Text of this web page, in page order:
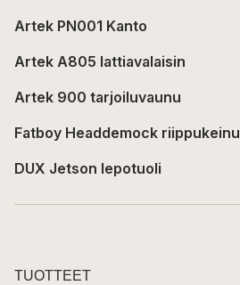
Artek PN001 Kanto
Artek A805 lattiavalaisin
Artek 900 tarjoiluvaunu
Fatboy Headdemock riippukeinu
DUX Jetson lepotuoli
TUOTTEET